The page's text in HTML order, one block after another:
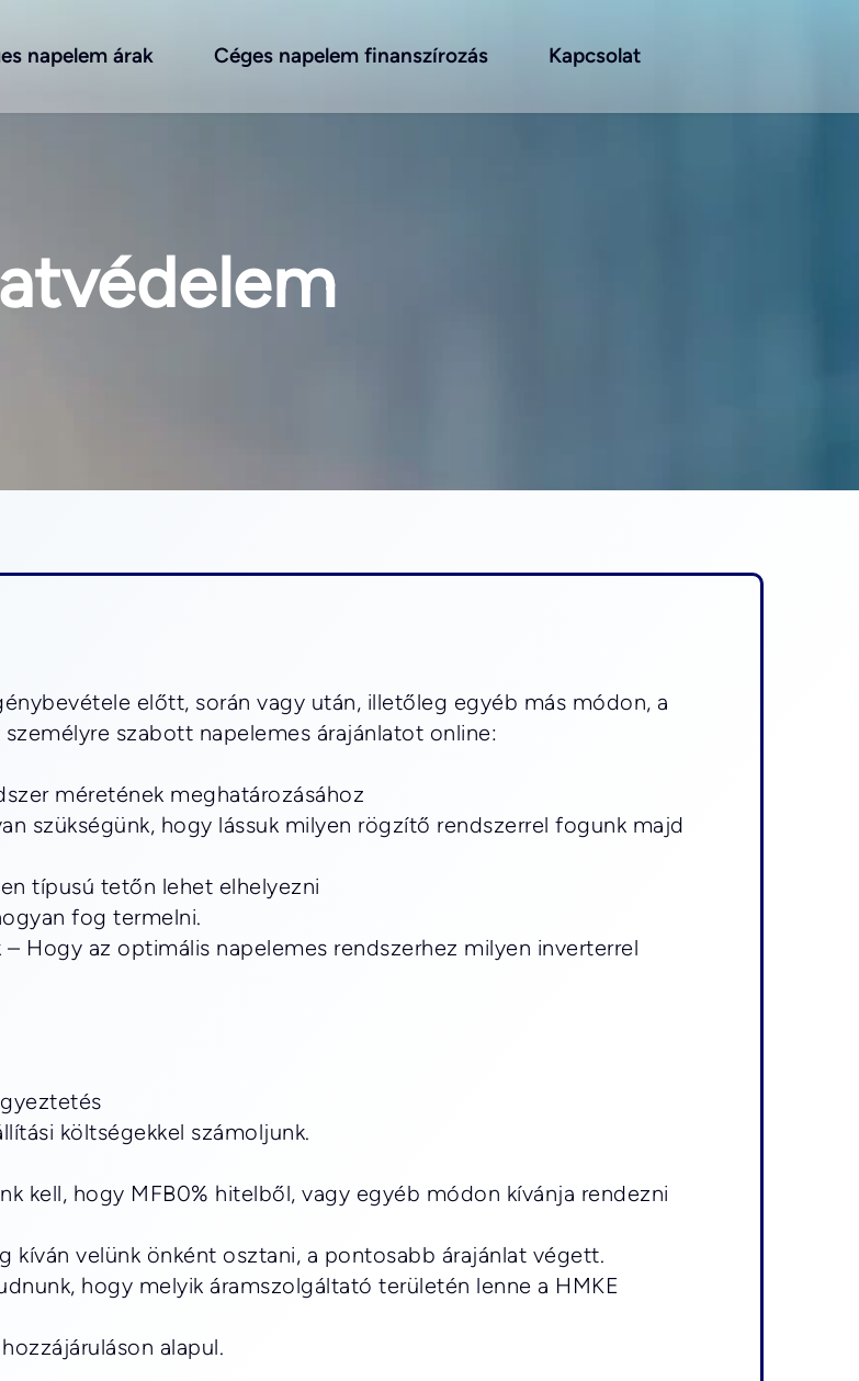
napelem árak Céges napelem finanszírozás Kapcsolat
előtt, során vagy után, illetőleg egyéb más módon, a
szabott napelemes árajánlatot online:
méretének meghatározásához
szükségünk, hogy lássuk milyen rögzítő rendszerrel fogunk majd
típusú tetőn lehet elhelyezni
fog termelni.
Hogy az optimális napelemes rendszerhez milyen inverterrel
költségekkel számoljunk.
kell, hogy MFB0% hitelből, vagy egyéb módon kívánja rendezni
kíván velünk önként osztani, a pontosabb árajánlat végett.
hogy melyik áramszolgáltató területén lenne a HMKE
alapul.